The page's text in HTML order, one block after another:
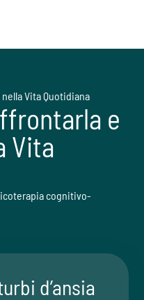
Vita Quotidiana
e
Vita
cognitivo-
d’ansia